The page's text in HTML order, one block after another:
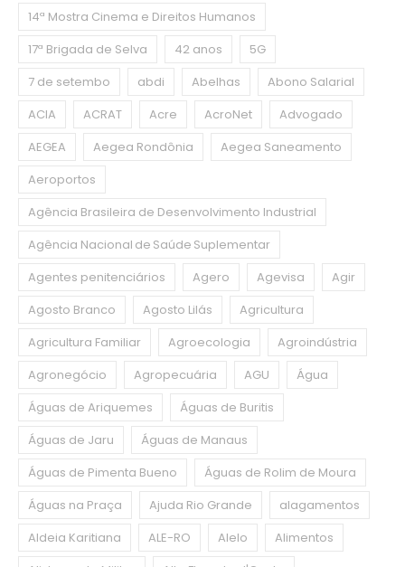
14ª Mostra Cinema e Direitos Humanos
17ª Brigada de Selva
42 anos
5G
7 de setembo
abdi Abelhas
Abono Salarial
ACIA
ACRAT Acre AcroNet
Advogado
AEGEA
Aegea Rondônia
Aegea Saneamento
Aeroportos
Agência Brasileira de Desenvolvimento Industrial
Agência Nacional de Saúde Suplementar
Agentes penitenciários
Agero Agevisa
Agir
Agosto Branco
Agosto Lilás
Agricultura
Agricultura Familiar
Agroecologia
Agroindústria
Agronegócio
Agropecuária AGU
Água
Águas de Ariquemes
Águas de Buritis
Águas de Jaru
Águas de Manaus
Águas de Pimenta Bueno
Águas de Rolim de Moura
Águas na Praça
Ajuda Rio Grande
alagamentos
Aldeia Karitiana
ALE-RO Alelo
Alimentos